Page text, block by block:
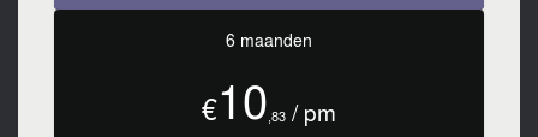
6 maanden
€10,83 / pm